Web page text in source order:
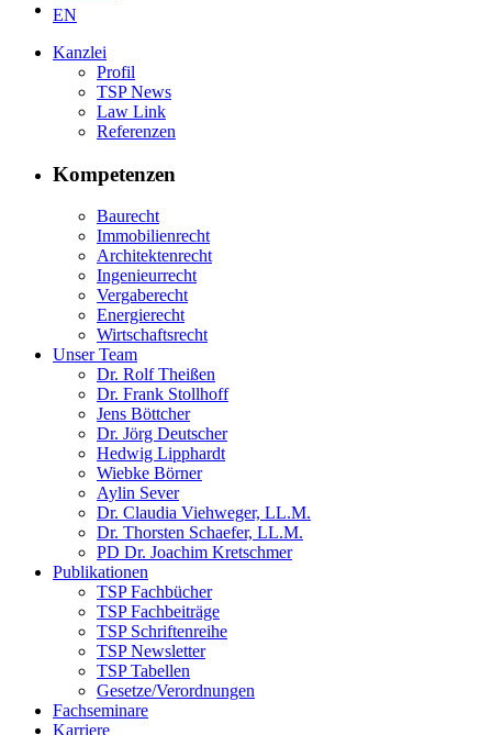
EN
Kanzlei
Profil
TSP News
Law Link
Referenzen
Kompetenzen
Baurecht
Immobilienrecht
Architektenrecht
Ingenieurrecht
Vergaberecht
Energierecht
Wirtschaftsrecht
Unser Team
Dr. Rolf Theißen
Dr. Frank Stollhoff
Jens Böttcher
Dr. Jörg Deutscher
Hedwig Lipphardt
Wiebke Börner
Aylin Sever
Dr. Claudia Viehweger, LL.M.
Dr. Thorsten Schaefer, LL.M.
PD Dr. Joachim Kretschmer
Publikationen
TSP Fachbücher
TSP Fachbeiträge
TSP Schriftenreihe
TSP Newsletter
TSP Tabellen
Gesetze/Verordnungen
Fachseminare
Karriere